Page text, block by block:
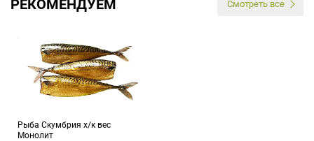
РЕКОМЕНДУЕМ Смотреть все
Рыба Скумбрия х/к вес
Монолит